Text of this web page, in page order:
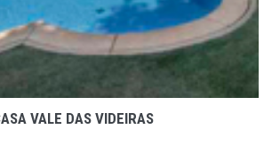
VALE DAS VIDEIRAS